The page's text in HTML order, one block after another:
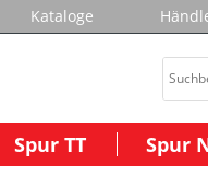
Kataloge
Spur TT Spur